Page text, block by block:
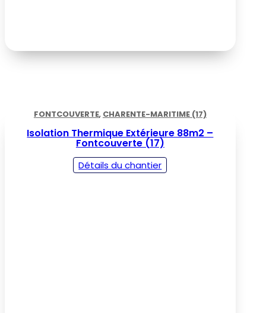
FONTCOUVERTE, CHARENTE-MARITIME (17)
Isolation Thermique Extérieure 88m2 –
Fontcouverte (17)
Détails du chantier